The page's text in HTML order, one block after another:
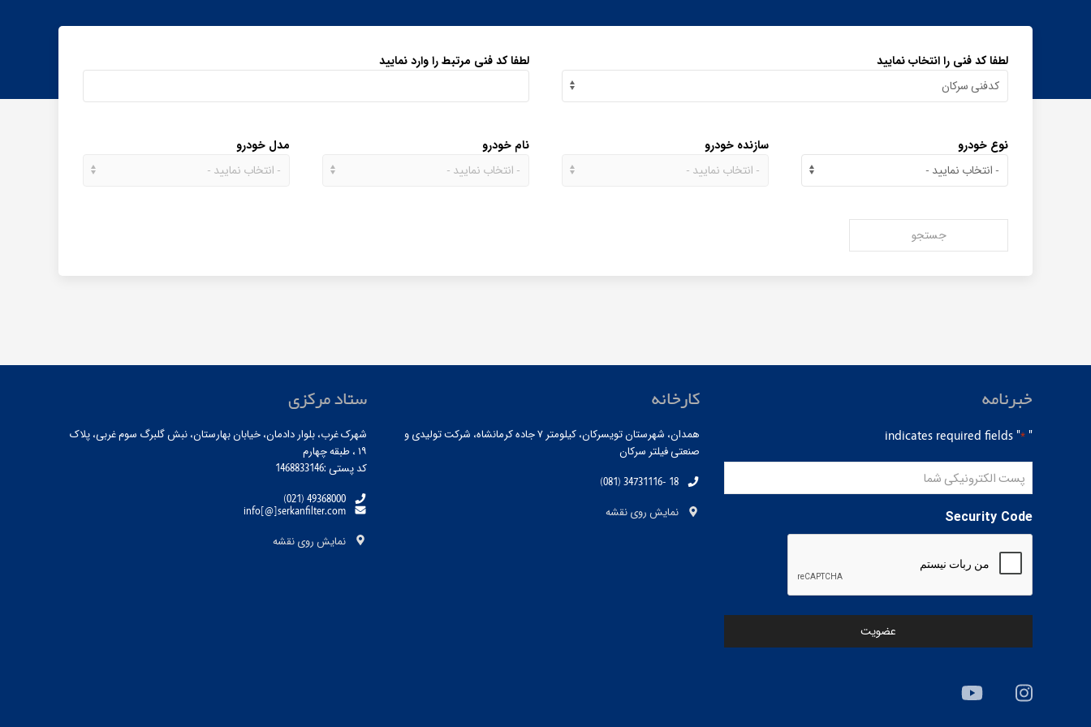
لطفا کد فنی را انتخاب نمایید لطفا کد فنی مرتبط را وارد نمایید
نوع خودرو سازنده خودرو نام خودرو مدل خودرو
جستجو
خبرنامه
"
*
" indicates required fields
الکترونیکی
شما
Security Code
کارخانه
همدان، شهرستان تویسرکان، کیلومتر ۷ جاده کرمانشاه، شرکت تولیدی و
صنعتی فیلتر سرکان
(081) 34731116- 18
نمایش روی نقشه
ستاد مرکزی
شهرک غرب، بلوار دادمان، خیابان بهارستان، نبش گلبرگ سوم غربی، پلاک
۱۹ ، طبقه چهارم
کد پستی :1468833146
(021) 49368000
info[@]serkanfilter.com
نمایش روی نقشه